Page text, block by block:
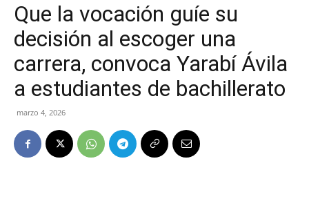
Que la vocación guíe su
decisión al escoger una
carrera, convoca Yarabí Ávila
a estudiantes de bachillerato
marzo 4, 2026